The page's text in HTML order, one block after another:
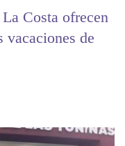
Costa ofrecen
vacaciones de